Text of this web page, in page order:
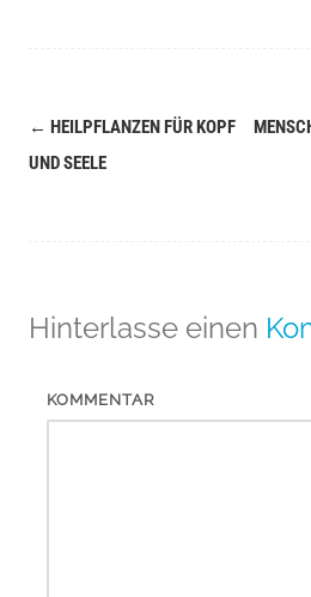
Navigation
← HEILPFLANZEN FÜR KOPF
UND SEELE
Hinterlasse einen
KOMMENTAR